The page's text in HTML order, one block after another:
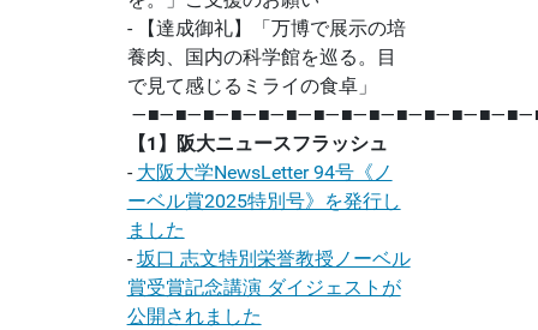
- 【達成御礼】「万博で展示の培
養肉、国内の科学館を巡る。目
で見て感じるミライの食卓」
【1】阪大ニュースフラッシュ
- 大阪大学NewsLetter 94号《ノ
ーベル賞2025特別号》を発行し
ました
-坂口 志文特別栄誉教授ノーベル
賞受賞記念講演 ダイジェストが
公開されました